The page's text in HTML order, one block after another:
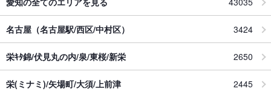
名古屋（名古屋駅/西区/中村区） 3424
栄ｷﾀ錦/伏見丸の内/泉/東桜/新栄 2650
栄(ミナミ)/矢場町/大須/上前津 2445